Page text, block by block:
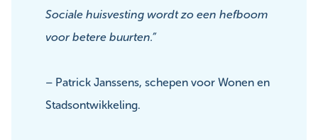
Sociale huisvesting wordt zo een hefboom
voor betere buurten.”
– Patrick Janssens, schepen voor Wonen en
Stadsontwikkeling.